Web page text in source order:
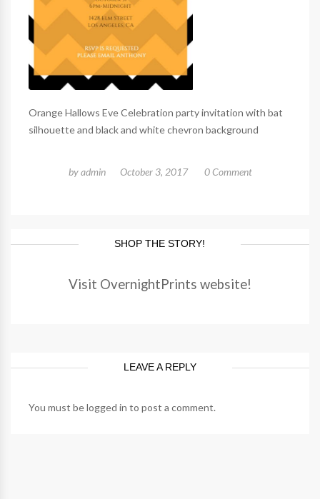
Orange Hallows Eve Celebration party invitation with bat
silhouette and black and white chevron background
byadmin October 3, 2017 0 Comment
SHOP THE STORY!
Visit OvernightPrints website!
LEAVE A REPLY
You must belogged in to post a comment.